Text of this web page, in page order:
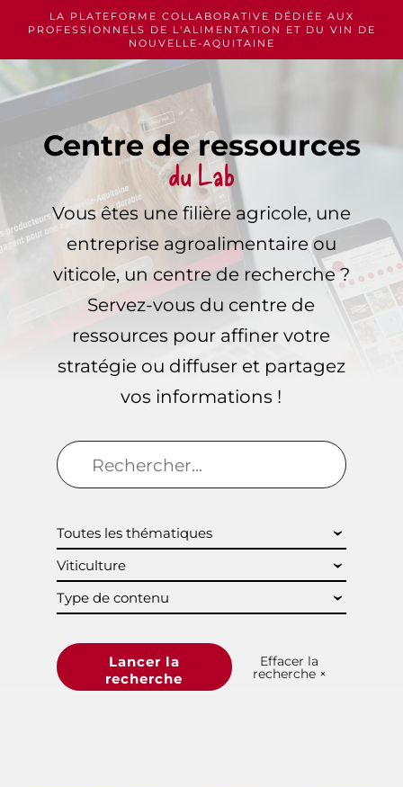
content
LA PLATEFORME COLLABORATIVE DÉDIÉE AUX
PROFESSIONNELS DE L'ALIMENTATION ET DU VIN DE
NOUVELLE-AQUITAINE
Centre de ressources
du Lab
Vous êtes une filière agricole, une
entreprise agroalimentaire ou
viticole, un centre de recherche ?
Servez-vous du centre de
ressources pour affiner votre
stratégie ou diffuser et partagez
vos informations !
Lancer la
recherche
Effacer la
recherche ×